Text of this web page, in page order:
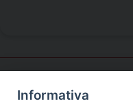
Informativa